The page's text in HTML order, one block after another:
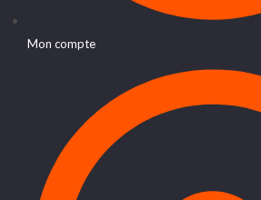
Mon compte